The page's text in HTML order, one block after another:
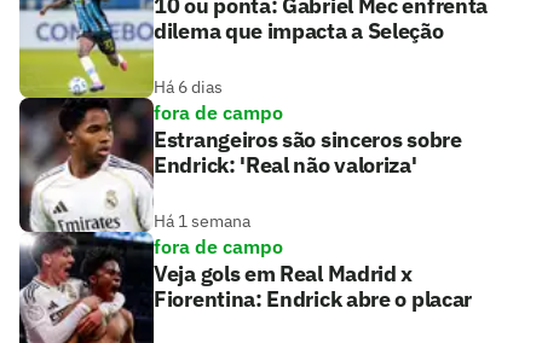
10 ou ponta: Gabriel Mec enfrenta
dilema que impacta a Seleção
Há 6 dias
fora de campo
Estrangeiros são sinceros sobre
Endrick: 'Real não valoriza'
Há 1 semana
fora de campo
Veja gols em Real Madrid x
Fiorentina: Endrick abre o placar